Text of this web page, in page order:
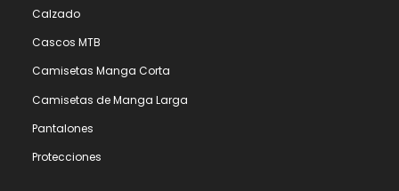
Calzado
Cascos MTB
Camisetas Manga Corta
Camisetas de Manga Larga
Pantalones
Protecciones